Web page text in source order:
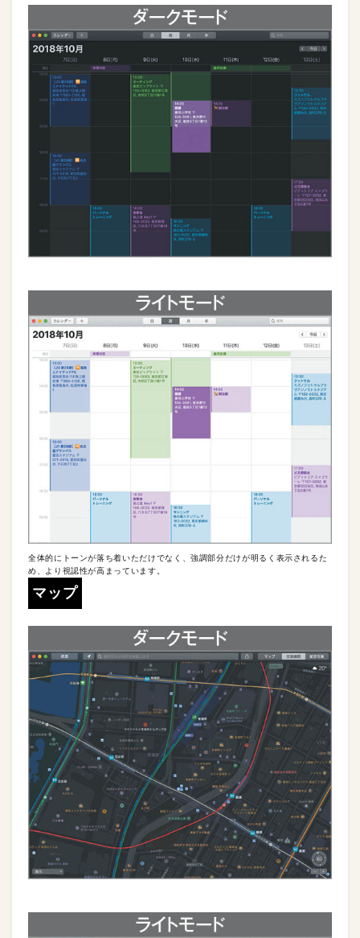
全体的にトーンが落ち着いただけでなく、強調部分だけが明るく表示されるた
め、より視認性が高まっています。
マップ